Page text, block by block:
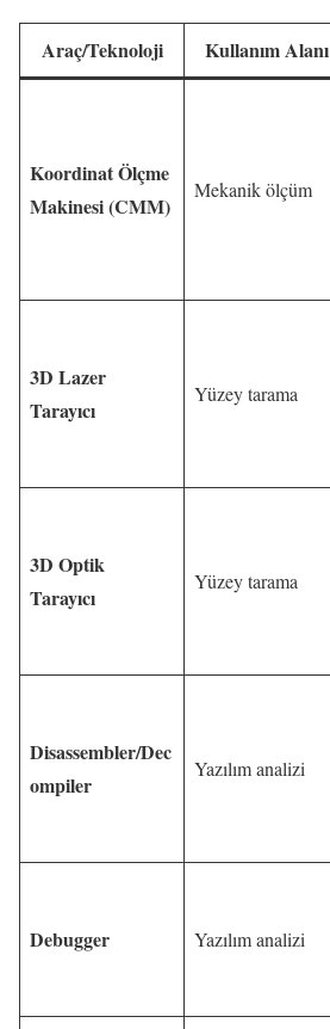
Araç/Teknoloji Kullanım Alanı
Koordinat Ölçme
Makinesi (CMM)
Mekanik ölçüm
3D Lazer
Tarayıcı
Yüzey tarama
3D Optik
Tarayıcı
Yüzey tarama
Disassembler/Dec
ompiler
Yazılım analizi
Debugger Yazılım analizi